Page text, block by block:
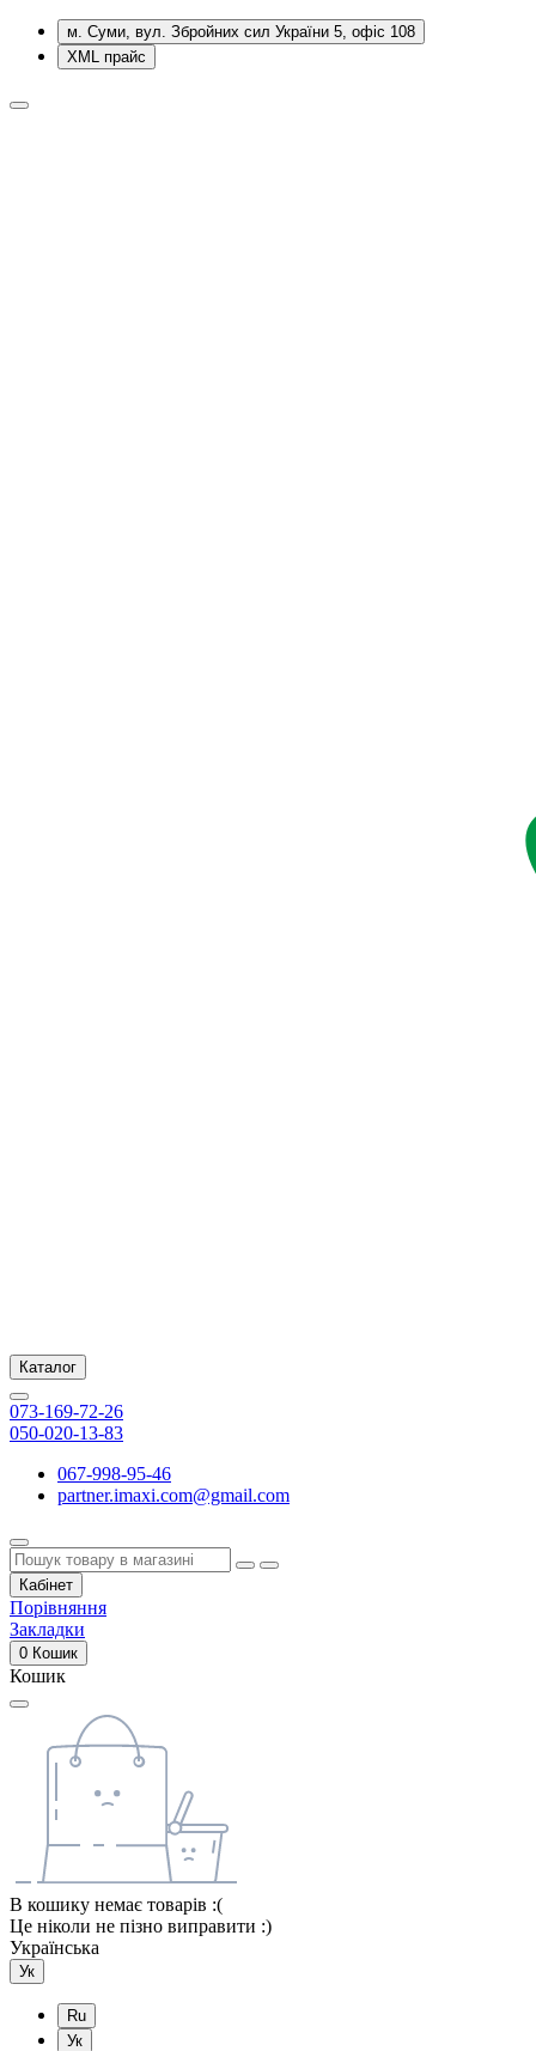
м. Суми, вул. Збройних сил України 5, офіс 108
XML прайс
Каталог
073-169-72-26
050-020-13-83
067-998-95-46
partner.imaxi.com@gmail.com
Кабінет
Порівняння
Закладки
0 Кошик
Кошик
В кошику немає товарів :(
Це ніколи не пізно виправити :)
Українська
Ук
Ru
Ук